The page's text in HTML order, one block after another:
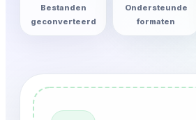
Bestanden
geconverteerd
Ondersteunde
formaten